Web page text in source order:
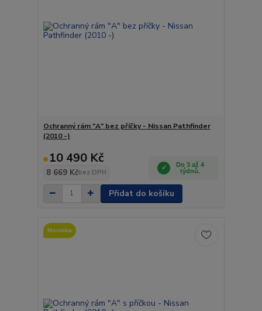
Ochranný rám "A" bez příčky - Nissan Pathfinder
(2010 -)
10 490 Kč
8 669 Kčbez DPH
Do 3 až 4
týdnů.
Přidat do košíku
Novinka